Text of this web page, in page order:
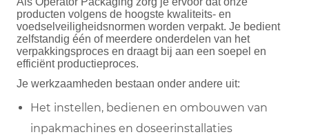
producten volgens de hoogste kwaliteits- en
voedselveiligheidsnormen worden verpakt. Je bedient
zelfstandig één of meerdere onderdelen van het
verpakkingsproces en draagt bij aan een soepel en
efficiënt productieproces.
Je werkzaamheden bestaan onder andere uit:
Het instellen, bedienen en ombouwen van
inpakmachines en doseerinstallaties